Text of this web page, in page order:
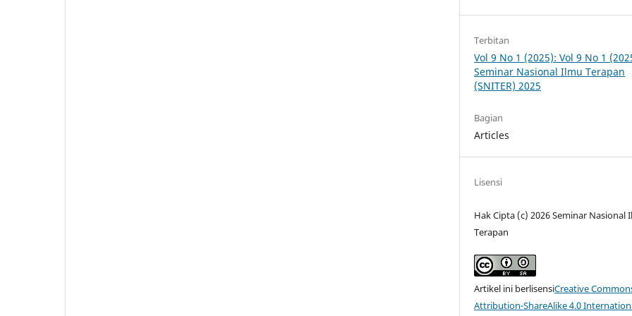
Terbitan
Vol 9 No 1 (2025): Vol 9 No 1
Seminar Nasional Ilmu Terapan
(SNITER) 2025
Bagian
Articles
Lisensi
Hak Cipta (c) 2026 Seminar Nasional
Terapan
Artikel ini berlisensiCreative
Attribution-ShareAlike 4.0